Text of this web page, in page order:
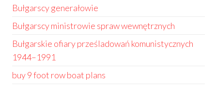
Bułgarscy generałowie
Bułgarscy ministrowie spraw wewnętrznych
Bułgarskie ofiary prześladowań komunistycznych
1944–1991
buy 9 foot row boat plans